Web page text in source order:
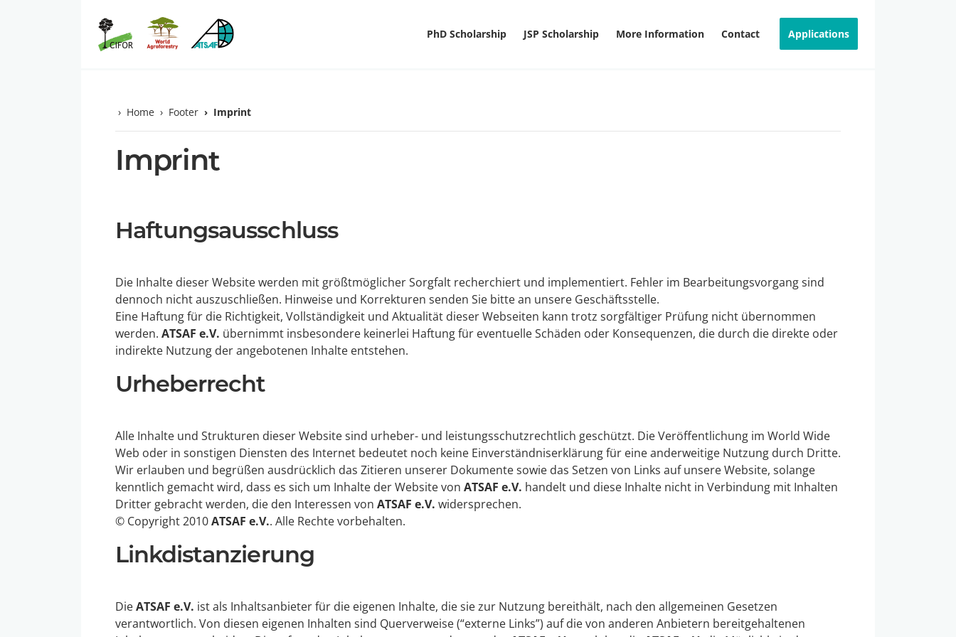
PhD Scholarship JSP Scholarship More Information Contact Applications
Home Footer Imprint
Imprint
Haftungsausschluss
Die Inhalte dieser Website werden mit größtmöglicher Sorgfalt recherchiert und implementiert. Fehler im Bearbeitungsvorgang sind
dennoch nicht auszuschließen. Hinweise und Korrekturen senden Sie bitte an unsere Geschäftsstelle.
Eine Haftung für die Richtigkeit, Vollständigkeit und Aktualität dieser Webseiten kann trotz sorgfältiger Prüfung nicht übernommen
werden. ATSAF e.V. übernimmt insbesondere keinerlei Haftung für eventuelle Schäden oder Konsequenzen, die durch die direkte oder
indirekte Nutzung der angebotenen Inhalte entstehen.
Urheberrecht
Alle Inhalte und Strukturen dieser Website sind urheber- und leistungsschutzrechtlich geschützt. Die Veröffentlichung im World Wide
Web oder in sonstigen Diensten des Internet bedeutet noch keine Einverständniserklärung für eine anderweitige Nutzung durch Dritte.
Wir erlauben und begrüßen ausdrücklich das Zitieren unserer Dokumente sowie das Setzen von Links auf unsere Website, solange
kenntlich gemacht wird, dass es sich um Inhalte der Website von ATSAF e.V. handelt und diese Inhalte nicht in Verbindung mit Inhalten
Dritter gebracht werden, die den Interessen von ATSAF e.V. widersprechen.
© Copyright 2010ATSAF e.V.. Alle Rechte vorbehalten.
Linkdistanzierung
DieATSAF e.V. ist als Inhaltsanbieter für die eigenen Inhalte, die sie zur Nutzung bereithält, nach den allgemeinen Gesetzen
verantwortlich. Von diesen eigenen Inhalten sind Querverweise (“externe Links”) auf die von anderen Anbietern bereitgehaltenen